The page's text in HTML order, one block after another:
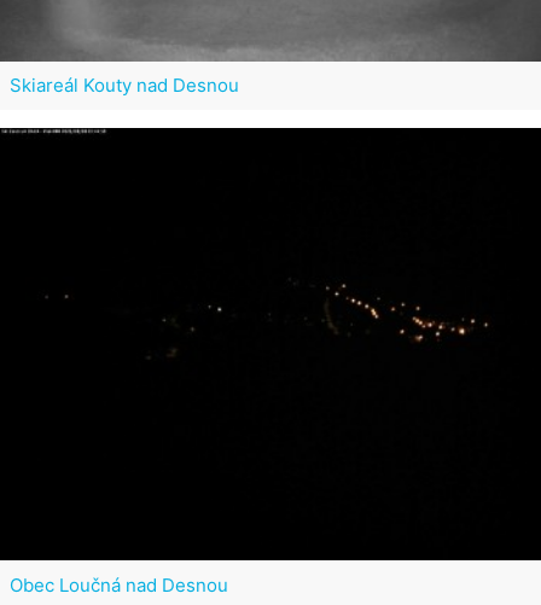
Skiareál Kouty nad Desnou
Obec Loučná nad Desnou